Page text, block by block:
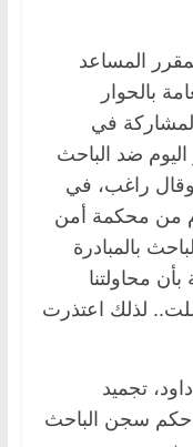
المساعد
بالحوار
في
اليوم ضد الباحث
3 سنوات. وقال راغب، في
من محكمة أمن
بالمبادرة
محاولتنا
لذلك اعتذرت
تجميد
حكم سجن الباحث